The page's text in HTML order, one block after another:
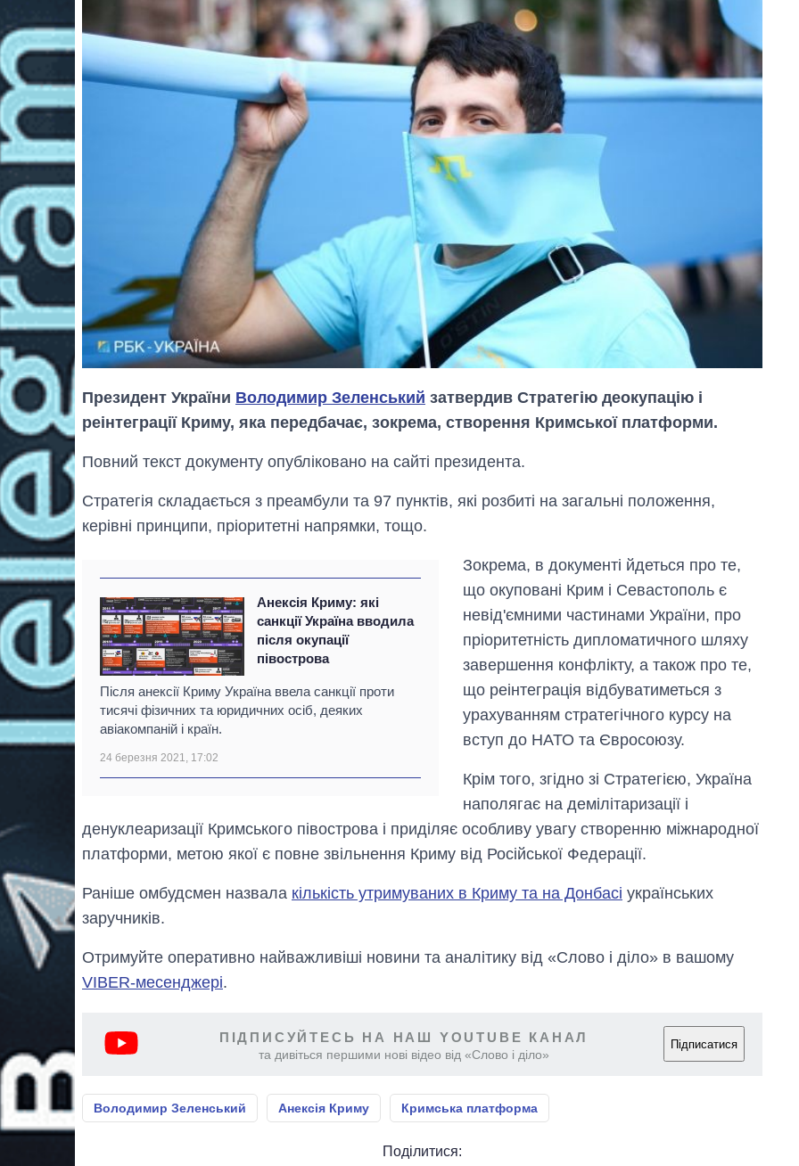
Президент України Володимир Зеленський затвердив Стратегію деокупацію і
реінтеграції Криму, яка передбачає, зокрема, створення Кримської платформи.
Повний текст документу опубліковано на сайті президента.
Стратегія складається з преамбули та 97 пунктів, які розбиті на загальні положення,
керівні принципи, пріоритетні напрямки, тощо.
Анексія Криму: які
санкції Україна вводила
після окупації
півострова
Після анексії Криму Україна ввела санкції проти
тисячі фізичних та юридичних осіб, деяких
авіакомпаній і країн.
24 березня 2021, 17:02
Зокрема, в документі йдеться про те,
що окуповані Крим і Севастополь є
невід'ємними частинами України, про
пріоритетність дипломатичного шляху
завершення конфлікту, а також про те,
що реінтеграція відбуватиметься з
урахуванням стратегічного курсу на
вступ до НАТО та Євросоюзу.
Крім того, згідно зі Стратегією, Україна
наполягає на демілітаризації і
денуклеаризації Кримського півострова і приділяє особливу увагу створенню міжнародної
платформи, метою якої є повне звільнення Криму від Російської Федерації.
Раніше омбудсмен назвала кількість утримуваних в Криму та на Донбасі українських
заручників.
Отримуйте оперативно найважливіші новини та аналітику від «Слово і діло» в вашому
VIBER-месенджері.
ПІДПИСУЙТЕСЬ НА НАШ YOUTUBE КАНАЛ
та дивіться першими нові відео від «Слово і діло»
Підписатися
Володимир Зеленський Анексія Криму Кримська платформа
Поділитися:
Як змінився
бюджет
Міністерства
оборони за 13
років війни з
росією